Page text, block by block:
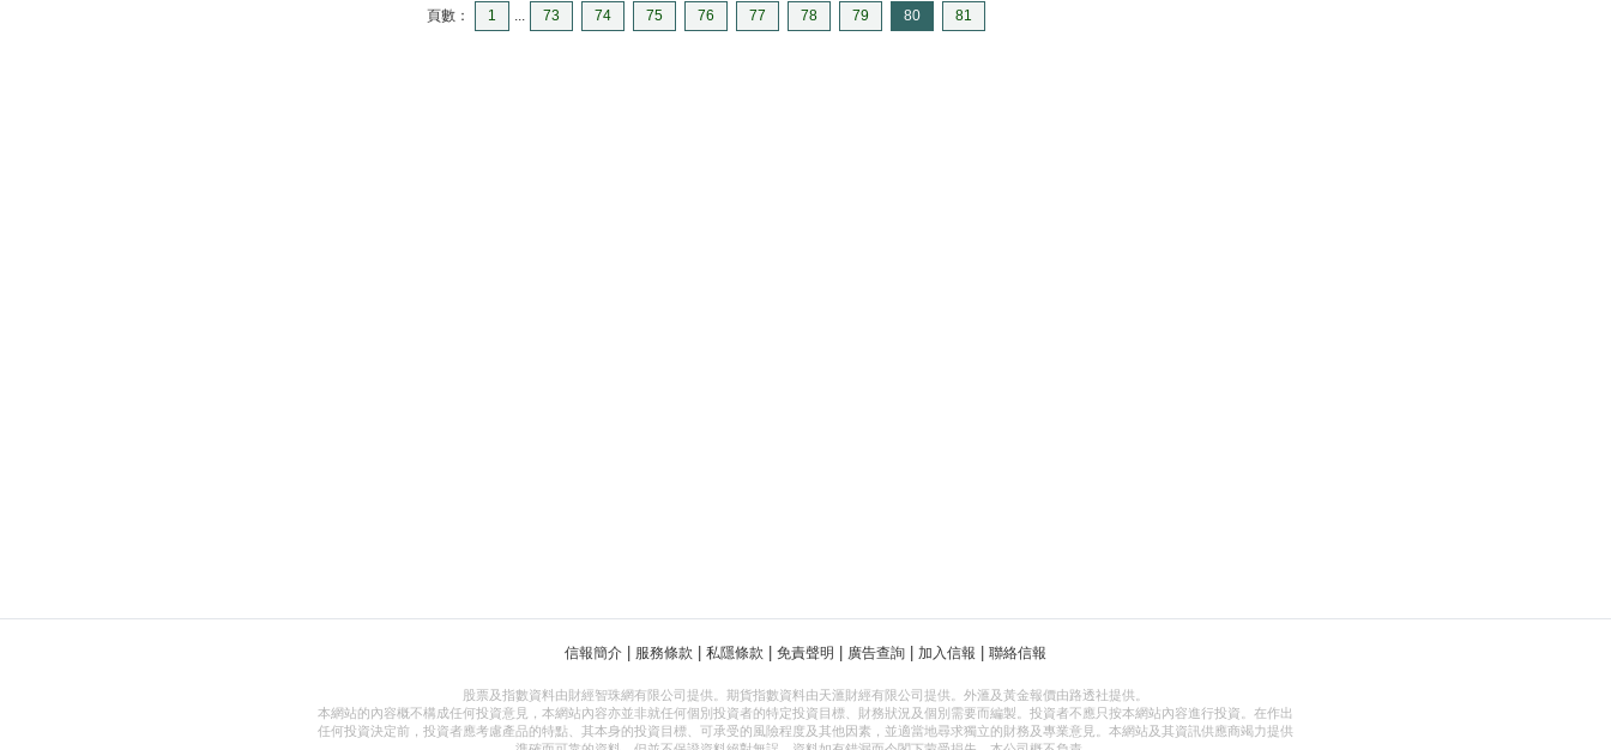
頁數： 1 73 74 75 76 77 78 79 80 81
信報簡介 | 服務條款 | 私隱條款 | 免責聲明 | 廣告查詢 | 加入信報 | 聯絡信報
股票及指數資料由財經智珠網有限公司提供。期貨指數資料由天滙財經有限公司提供。外滙及黃金報價由路透社提供。
本網站的內容概不構成任何投資意見，本網站內容亦並非就任何個別投資者的特定投資目標、財務狀況及個別需要而編製。投資者不應只按本網站內容進行投資。在作出
任何投資決定前，投資者應考慮產品的特點、其本身的投資目標、可承受的風險程度及其他因素，並適當地尋求獨立的財務及專業意見。本網站及其資訊供應商竭力提供